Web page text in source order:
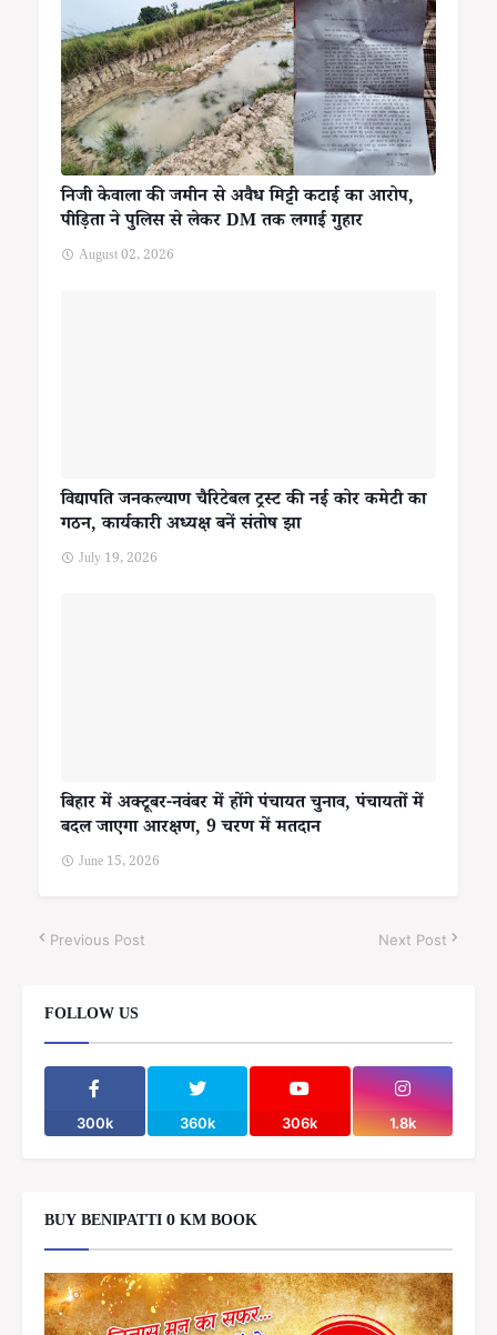
निजी केवाला की जमीन से अवैध मिट्टी कटाई का आरोप,
पीड़िता ने पुलिस से लेकर DM तक लगाई गुहार
August 02, 2026
विद्यापति जनकल्याण चैरिटेबल ट्रस्ट की नई कोर कमेटी का
गठन, कार्यकारी अध्यक्ष बनें संतोष झा
July 19, 2026
बिहार में अक्टूबर-नवंबर में होंगे पंचायत चुनाव, पंचायतों में
बदल जाएगा आरक्षण, 9 चरण में मतदान
June 15, 2026
Previous Post Next Post
FOLLOW US
300k 360k 306k 1.8k
BUY BENIPATTI 0 KM BOOK